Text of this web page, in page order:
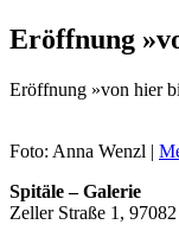
Eröffnung
Eröffnung »von hier
Foto: Anna Wenzl |
Spitäle – Galerie
Zeller Straße 1,